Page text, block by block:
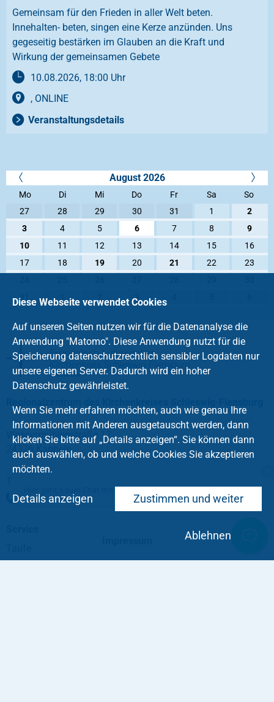
Gemeinsam für den Frieden in aller Welt beten.
Innehalten- beten, singen eine Kerze anzünden. Uns
gegeseitig bestärken im Glauben an die Kraft und
Wirkung der gemeinsamen Gebete
10.08.2026, 18:00 Uhr
, ONLINE
Veranstaltungsdetails
August 2026
Mo Di Mi Do Fr Sa
So
27
28 29 30 31 1
2
3
4 5 6 7 8
9
10
11 12 13 14 15
16
17
18 19 20 21 22
23
31
3
Wassermühlenstraße 12
24376 Kappeln
regionalzentrum
kirche-slfl.de
Diese Webseite verwendet Cookies
Auf unseren Seiten nutzen wir für die Datenanalyse die
Anwendung "Matomo". Diese Anwendung nutzt für die
Speicherung datenschutzrechtlich sensibler Logdaten nur
unsere eigenen Server. Dadurch wird ein hoher
Datenschutz gewährleistet.
Wenn Sie mehr erfahren möchten, auch wie genau Ihre
Informationen mit Anderen ausgetauscht werden, dann
klicken Sie bitte auf „Details anzeigen“. Sie können dann
auch auswählen, ob und welche Cookies Sie akzeptieren
möchten.
Zustimmen und weiter
Details anzeigen
Ablehnen
Hier geht's zum Chat mit dem Team des Kirchenkreises